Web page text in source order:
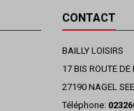
CONTACT
BAILLY LOISIRS
17 BIS ROUTE DE
27190 NAGEL
Téléphone: